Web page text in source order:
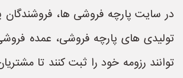
در سایت پارچه فروشی ها، فروشندگان
تولیدی های پارچه فروشی، عمده
توانند رزومه خود را ثبت کنند تا